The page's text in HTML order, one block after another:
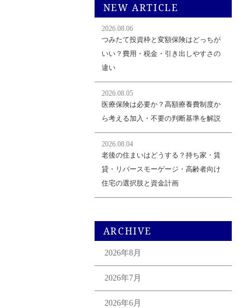
NEW ARTICLE
2026.08.06
つみたて投資枠と変額保険はどっちが
いい？費用・税金・引き出しやすさの
違い
2026.08.05
医療保険は必要か？高額療養費制度か
ら考える加入・不要の判断基準を解説
2026.08.04
老後の住まいはどうする？持ち家・賃
貸・リバースモーゲージ・高齢者向け
住宅の選択肢と資金計画
ARCHIVE
2026年8月
2026年7月
2026年6月